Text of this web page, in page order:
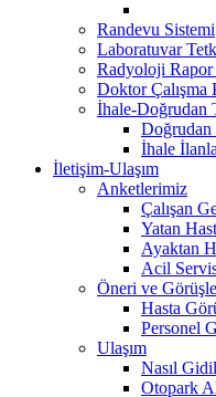
Randevu Sistemi
Laboratuvar
Radyoloji Rapor
Doktor Çalışma
İhale-Doğrudan
Doğrudan
İhale
İletişim-Ulaşım
Anketlerimiz
Çalışan
Yatan
Ayaktan
Acil
Öneri ve
Hasta
Personel
Ulaşım
Nasıl
Otopark